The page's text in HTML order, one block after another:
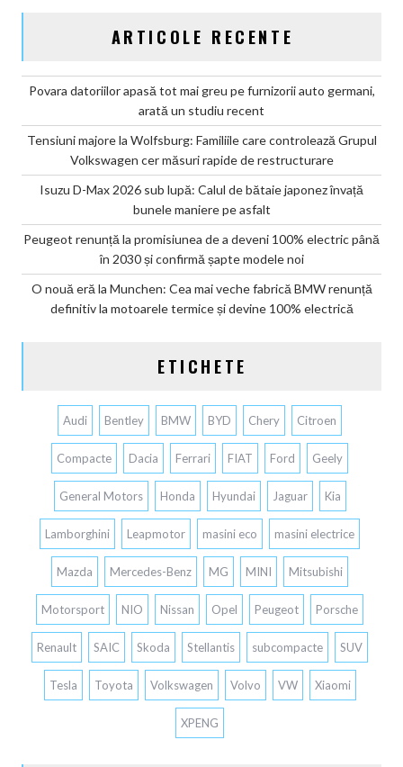
ARTICOLE RECENTE
Povara datoriilor apasă tot mai greu pe furnizorii auto germani,
arată un studiu recent
Tensiuni majore la Wolfsburg: Familiile care controlează Grupul
Volkswagen cer măsuri rapide de restructurare
Isuzu D-Max 2026 sub lupă: Calul de bătaie japonez învață
bunele maniere pe asfalt
Peugeot renunță la promisiunea de a deveni 100% electric până
în 2030 și confirmă șapte modele noi
O nouă eră la Munchen: Cea mai veche fabrică BMW renunță
definitiv la motoarele termice și devine 100% electrică
ETICHETE
Audi Bentley BMW BYD Chery Citroen
Compacte Dacia Ferrari FIAT Ford Geely
General Motors Honda Hyundai Jaguar Kia
Lamborghini Leapmotor masini eco masini electrice
Mazda Mercedes-Benz MG MINI Mitsubishi
Motorsport NIO Nissan Opel Peugeot Porsche
Renault SAIC Skoda Stellantis subcompacte SUV
Tesla Toyota Volkswagen Volvo VW Xiaomi
XPENG